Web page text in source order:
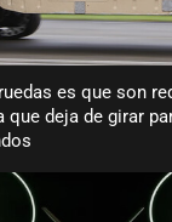
es que son
que deja de girar